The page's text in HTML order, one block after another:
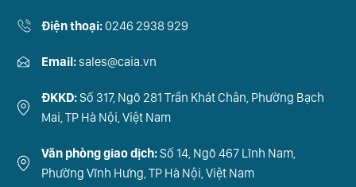
Điện thoại:0246 2938 929
Email:sales@caia.vn
ĐKKD:Số 317, Ngõ 281 Trần Khát Chân, Phường Bạch
Mai, TP Hà Nội, Việt Nam
Văn phòng giao dịch:Số 14, Ngõ 467 Lĩnh Nam,
Phường Vĩnh Hưng, TP Hà Nội, Việt Nam